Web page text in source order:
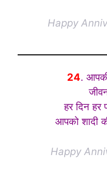
Happy
24.
हर दिन
आपको शादी
Happy